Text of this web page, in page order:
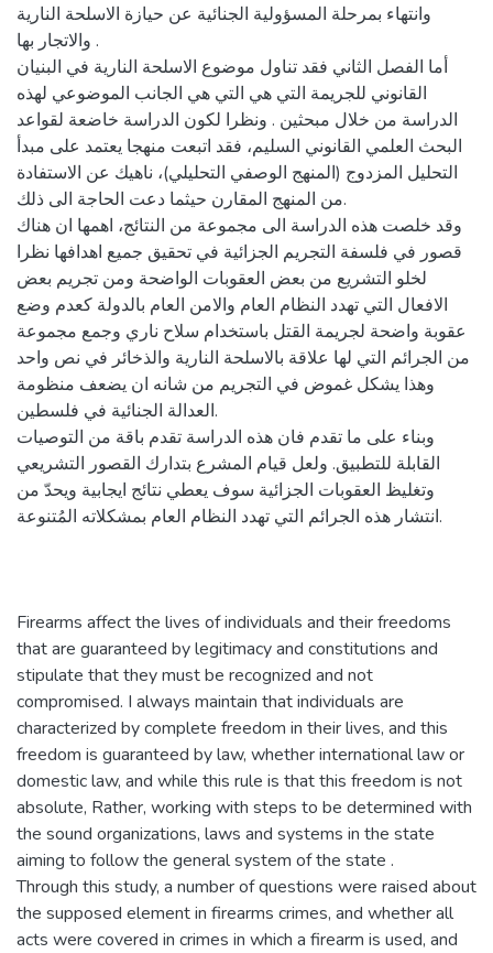
وانتهاء بمرحلة المسؤولية الجنائية عن حيازة الاسلحة النارية
والاتجار بها .
أما الفصل الثاني فقد تناول موضوع الاسلحة النارية في البنيان
القانوني للجريمة التي هي التي هي الجانب الموضوعي لهذه
الدراسة من خلال مبحثين . ونظرا لكون الدراسة خاضعة لقواعد
البحث العلمي القانوني السليم، فقد اتبعت منهجا يعتمد على مبدأ
التحليل المزدوج (المنهج الوصفي التحليلي)، ناهيك عن الاستفادة
من المنهج المقارن حيثما دعت الحاجة الى ذلك.
وقد خلصت هذه الدراسة الى مجموعة من النتائج، اهمها ان هناك
قصور في فلسفة التجريم الجزائية في تحقيق جميع اهدافها نظرا
لخلو التشريع من بعض العقوبات الواضحة ومن تجريم بعض
الافعال التي تهدد النظام العام والامن العام بالدولة كعدم وضع
عقوبة واضحة لجريمة القتل باستخدام سلاح ناري وجمع مجموعة
من الجرائم التي لها علاقة بالاسلحة النارية والذخائر في نص واحد
وهذا يشكل غموض في التجريم من شانه ان يضعف منظومة
العدالة الجنائية في فلسطين.
وبناء على ما تقدم فان هذه الدراسة تقدم باقة من التوصيات
القابلة للتطبيق. ولعل قيام المشرع بتدارك القصور التشريعي
وتغليظ العقوبات الجزائية سوف يعطي نتائج ايجابية ويحدّ من
انتشار هذه الجرائم التي تهدد النظام العام بمشكلاته المُتنوعة.
Firearms affect the lives of individuals and their freedoms
that are guaranteed by legitimacy and constitutions and
stipulate that they must be recognized and not
compromised. I always maintain that individuals are
characterized by complete freedom in their lives, and this
freedom is guaranteed by law, whether international law or
domestic law, and while this rule is that this freedom is not
absolute, Rather, working with steps to be determined with
the sound organizations, laws and systems in the state
aiming to follow the general system of the state .
Through this study, a number of questions were raised about
the supposed element in firearms crimes, and whether all
acts were covered in crimes in which a firearm is used, and